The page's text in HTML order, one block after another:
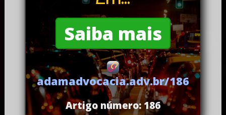
Saiba mais
adamadvocacia.adv.br/186
Artigo número: 186